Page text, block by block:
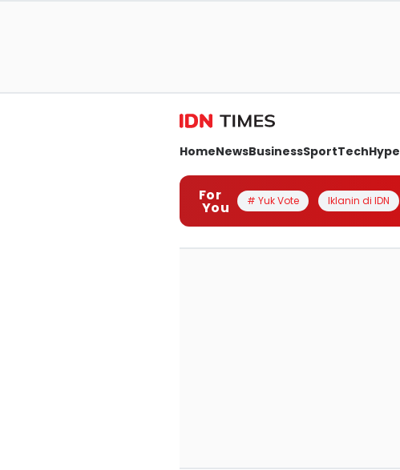
HomeNewsBusinessSportTechHype
For
You # Yuk Vote Iklanin di IDN